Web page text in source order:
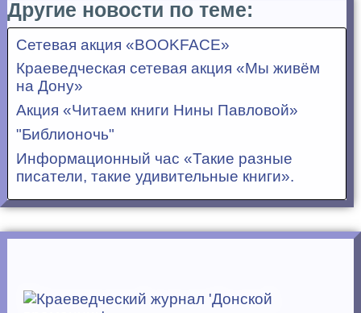
Другие новости по теме:
Сетевая акция «BOOKFACE»
Краеведческая сетевая акция «Мы живём
на Дону»
Акция «Читаем книги Нины Павловой»
"Библионочь"
Информационный час «Такие разные
писатели, такие удивительные книги».